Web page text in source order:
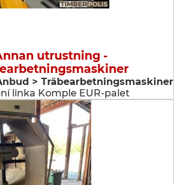
utrustning -
> Träbearbetningsmaskiner
linka Komple EUR-palet